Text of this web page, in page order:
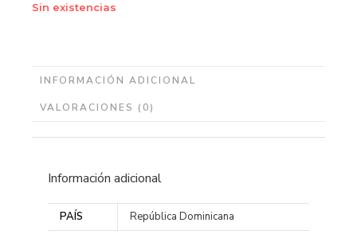
Sin existencias
INFORMACIÓN ADICIONAL
VALORACIONES (0)
Información adicional
PAÍS República Dominicana